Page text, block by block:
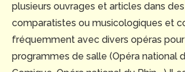
plusieurs ouvrages et articles dans
comparatistes ou musicologiques et
fréquemment avec divers opéras
programmes de salle (Opéra national